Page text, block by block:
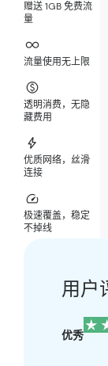
赠送 1GB 免费流
量
流量使用无上限
透明消费，无隐
藏费用
优质网络，丝滑
连接
极速覆盖，稳定
不掉线
用户
优秀